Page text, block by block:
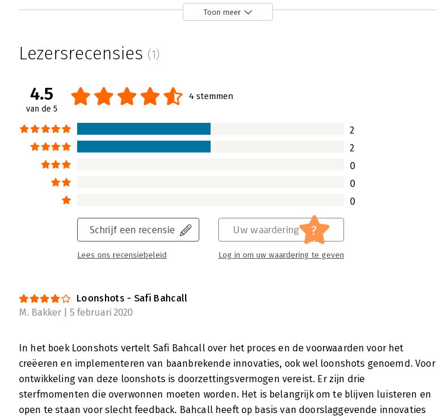
Freija van Duijne | 9 maart 2020
Safi Bahcall is niet zo maar iemand. Deze summa cum laude natuurkundige,
wetenschapsadviseur van Obama, oprichter van een beursgenoteerd biotechbedrijf
Lees verder
Loonshots - 'Geeft inzicht in de principes achter innovatie'
Rudy Kor | 24 februari 2020
Vorig jaar heb ik het boek Loonshots: How to Nurture the Crazy Ideas That Win
Wars, Cure Diseases, and Transform Industries aangeschaft. Ik was het al
bladerend tegengekomen op de boekenpagina van Amazon waar over het boek
lovende recensies en aanbevelingen stonden.
Lees verder
Toon meer
Lezersrecensies (1)
4.5
van de 5
4 stemmen
2
2
0
0
0
Schrijf een recensie
Lees ons recensiebeleid
Uw waardering ?
Log in om uw waardering te geven
Loonshots - Safi Bahcall
M. Bakker | 5 februari 2020
In het boek Loonshots vertelt Safi Bahcall over het proces en de voorwaarden voor het
creëeren en implementeren van baanbrekende innovaties, ook wel loonshots genoemd. Voor
ontwikkeling van deze loonshots is doorzettingsvermogen vereist. Er zijn drie
sterfmomenten die overwonnen moeten worden. Het is belangrijk om te blijven luisteren en
open te staan voor slecht feedback. Bahcall heeft op basis van doorslaggevende innovaties